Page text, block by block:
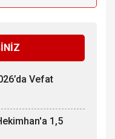
Vefat
1,5